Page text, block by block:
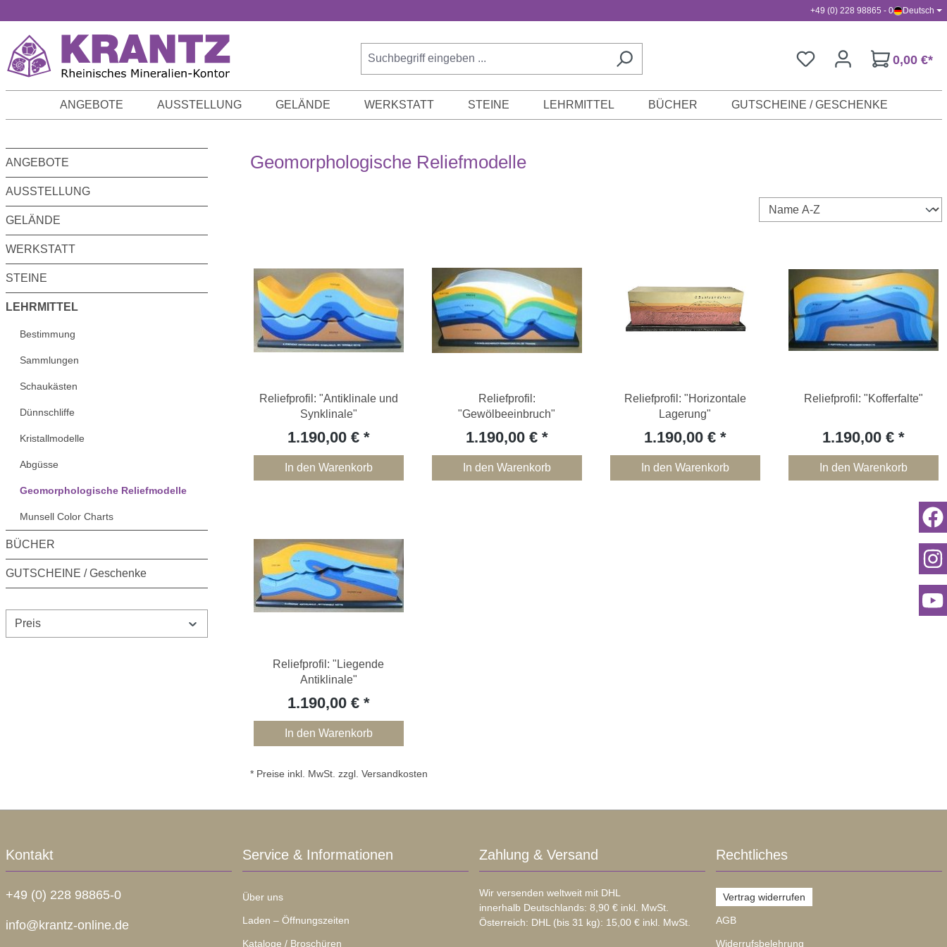
+49 (0) 228 98865 - 0 Deutsch
0,00 €*
ANGEBOTE AUSSTELLUNG GELÄNDE WERKSTATT STEINE LEHRMITTEL BÜCHER GUTSCHEINE / GESCHENKE
ANGEBOTE
AUSSTELLUNG
GELÄNDE
WERKSTATT
STEINE
LEHRMITTEL
Bestimmung
Sammlungen
Schaukästen
Dünnschliffe
Kristallmodelle
Abgüsse
Geomorphologische Reliefmodelle
Munsell Color Charts
BÜCHER
GUTSCHEINE / Geschenke
Preis
Geomorphologische Reliefmodelle
Reliefprofil: "Antiklinale und
Synklinale"
1.190,00 €
In den Warenkorb
Reliefprofil:
"Gewölbeeinbruch"
1.190,00 €
In den Warenkorb
Reliefprofil: "Horizontale
Lagerung"
1.190,00 €
In den Warenkorb
Reliefprofil: "Kofferfalte"
1.190,00 €
In den Warenkorb
Reliefprofil: "Liegende
Antiklinale"
1.190,00 €
In den Warenkorb
* Preise inkl. MwSt. zzgl. Versandkosten
Kontakt
+49 (0) 228 98865-0
info@krantz-online.de
Service & Informationen
Über uns
Laden – Öffnungszeiten
Kataloge / Broschüren
Zahlung & Versand
Wir versenden weltweit mit DHL
innerhalb Deutschlands: 8,90 € inkl. MwSt.
Österreich: DHL (bis 31 kg): 15,00 € inkl. MwSt.
Rechtliches
Vertrag widerrufen
AGB
Widerrufsbelehrung